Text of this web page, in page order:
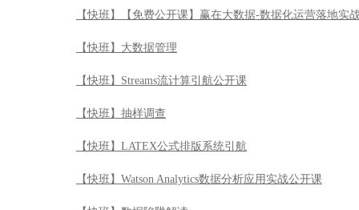
【快班】【免费公开课】赢在大数据-数据化运营落地实
【快班】大数据管理
【快班】Streams流计算引航公开课
【快班】抽样调查
【快班】LATEX公式排版系统引航
【快班】Watson Analytics数据分析应用实战公开课